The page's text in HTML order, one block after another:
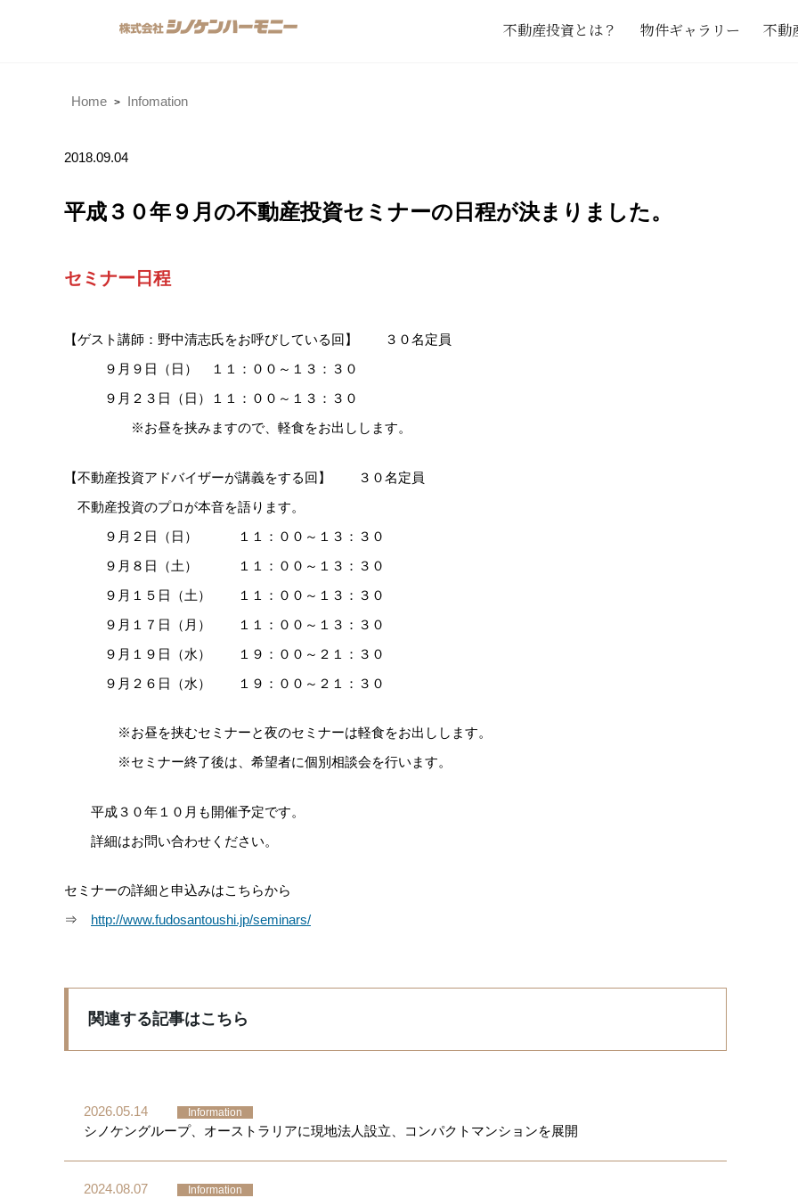
不動産投資とは？ 物件ギャラリー 不動
Home Infomation
2018.09.04
平成３０年９月の不動産投資セミナーの日程が決まりました。
セミナー日程
【ゲスト講師：野中清志氏をお呼びしている回】 ３０名定員
９月９日（日） １１：００～１３：３０
９月２３日（日）１１：００～１３：３０
※お昼を挟みますので、軽食をお出しします。
【不動産投資アドバイザーが講義をする回】 ３０名定員
不動産投資のプロが本音を語ります。
９月２日（日） １１：００～１３：３０
９月８日（土） １１：００～１３：３０
９月１５日（土） １１：００～１３：３０
９月１７日（月） １１：００～１３：３０
９月１９日（水） １９：００～２１：３０
９月２６日（水） １９：００～２１：３０
※お昼を挟むセミナーと夜のセミナーは軽食をお出しします。
※セミナー終了後は、希望者に個別相談会を行います。
平成３０年１０月も開催予定です。
詳細はお問い合わせください。
セミナーの詳細と申込みはこちらから
⇒ http://www.fudosantoushi.jp/seminars/
関連する記事はこちら
2026.05.14 Information
シノケングループ、オーストラリアに現地法人設立、コンパクトマンションを展開
2024.08.07 Information